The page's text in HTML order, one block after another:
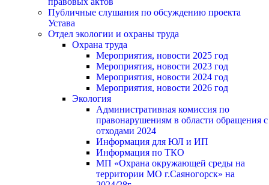
Публичные слушания по обсуждению проекта
Устава
Отдел экологии и охраны труда
Охрана труда
Мероприятия, новости 2025 год
Мероприятия, новости 2023 год
Мероприятия, новости 2024 год
Мероприятия, новости 2026 год
Экология
Административная комиссия по
правонарушениям в области обращения с
отходами 2024
Информация для ЮЛ и ИП
Информация по ТКО
МП «Охрана окружающей среды на
территории МО г.Саяногорск» на